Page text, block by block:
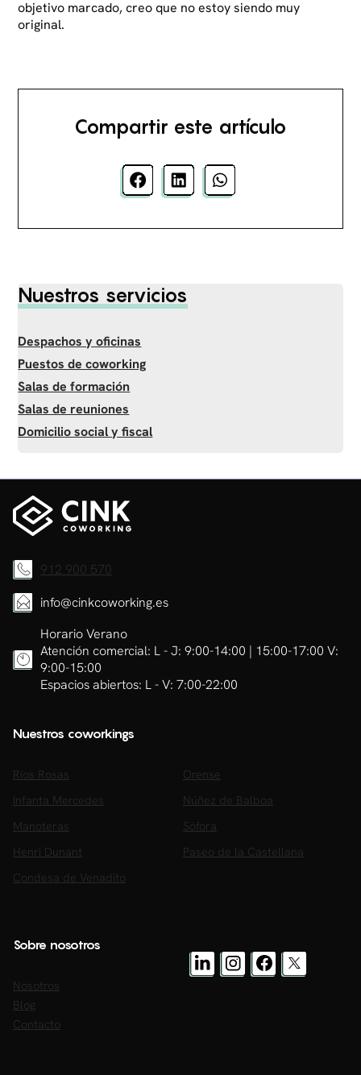
objetivo marcado, creo que no estoy siendo muy
original.
Compartir este artículo
Nuestros servicios
Despachos y oficinas
Puestos de coworking
Salas de formación
Salas de reuniones
Domicilio social y fiscal
912 900 570
info@cinkcoworking.es
Horario Verano
Atención comercial: L - J: 9:00-14:00 | 15:00-17:00 V:
9:00-15:00
Espacios abiertos: L - V: 7:00-22:00
Nuestros coworkings
Ríos Rosas
Orense
Infanta Mercedes
Núñez de Balboa
Manoteras
Sófora
Henri Dunant
Paseo de la Castellana
Condesa de Venadito
Sobre nosotros
Nosotros
Blog
Contacto